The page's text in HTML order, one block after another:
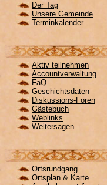
Der Tag
Unsere Gemeinde
Terminkalender
Aktiv teilnehmen
Accountverwaltung
FaQ
Geschichtsdaten
Diskussions-Foren
Gästebuch
Weblinks
Weitersagen
Ortsrundgang
Ortsplan & Karte